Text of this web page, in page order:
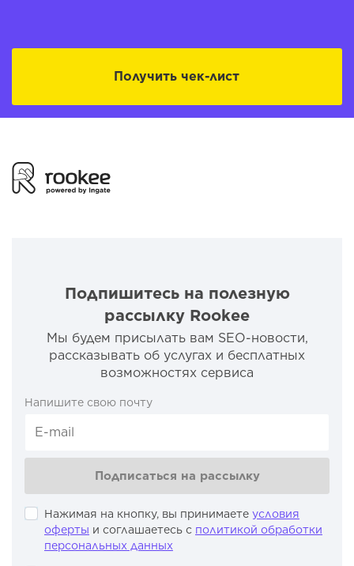
Получить чек-лист
Подпишитесь на полезную
рассылку Rookee
Мы будем присылать вам SEO-новости,
рассказывать об услугах и бесплатных
возможностях сервиса
Напишите свою почту
Подписаться на рассылку
Нажимая на кнопку, вы принимаете условия
оферты и соглашаетесь с политикой обработки
персональных данных